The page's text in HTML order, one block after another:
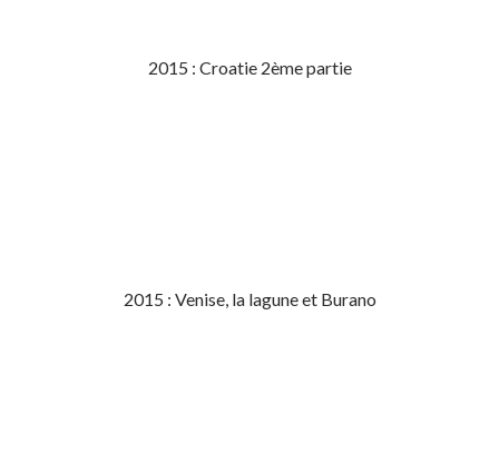
2015 : Croatie 2ème partie
2015 : Venise, la lagune et Burano